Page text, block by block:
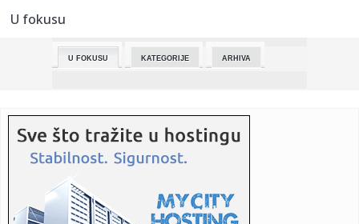
23:19:
23:17:
Liverpulu visi Liga šampiona! Aston Vila ispratila Redse sa
23:08:TRENER CEDEVITE OGORČEN NAKON ISPADANJA: „Ovo je
poraz sporta,...
23:06:Cakić: Isključenje Zdravkovića je unapred pripremljeno
U fokusu
U FOKUSU KATEGORIJE ARHIVA